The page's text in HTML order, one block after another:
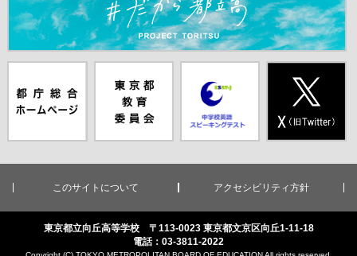
ムページ（別
ウインドウが
員会（別ウイ
ンドウが開き
ピーキングテ
スト（別ウイ
ンドウが開き
（別ウインド
ウが開きま
す）
このサイトについて アクセシビリティ方針
東京都立向丘高等学校 〒113-0023 東京都文京区向丘1-11-18
電話：03-3811-2022